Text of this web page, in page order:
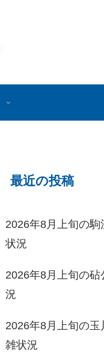
最近の投稿
2026年8月上旬の
状況
2026年8月上旬の
況
2026年8月上旬の
雑状況